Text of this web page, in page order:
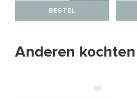
BESTEL
Anderen